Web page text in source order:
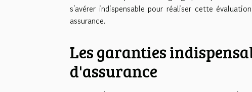
s'avérer indispensable pour réaliser cette
assurance.
Les garanties
d'assurance